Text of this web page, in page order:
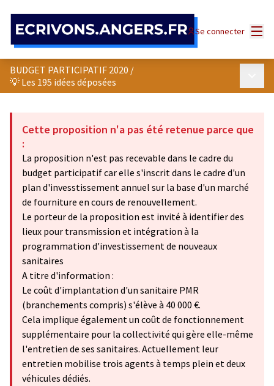
Se connecter
BUDGET PARTICIPATIF 2020 /
💡 Les 195 idées déposées
Cette proposition n'a pas été retenue parce que
:
La proposition n'est pas recevable dans le cadre du
budget participatif car elle s'inscrit dans le cadre d'un
plan d'invesstissement annuel sur la base d'un marché
de fourniture en cours de renouvellement.
Le porteur de la proposition est invité à identifier des
lieux pour transmission et intégration à la
programmation d'investissement de nouveaux
sanitaires
A titre d'information :
Le coût d'implantation d'un sanitaire PMR
(branchements compris) s'élève à 40 000 €.
Cela implique également un coût de fonctionnement
supplémentaire pour la collectivité qui gère elle-même
l'entretien de ses sanitaires. Actuellement leur
entretien mobilise trois agents à temps plein et deux
véhicules dédiés.